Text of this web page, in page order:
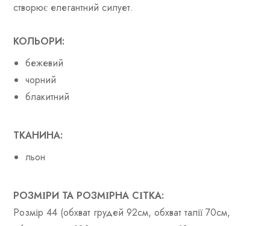
створює елегантний силует.
КОЛЬОРИ:
бежевий
чорний
блакитний
ТКАНИНА:
льон
РОЗМІРИ ТА РОЗМІРНА СІТКА:
Розмір 44 (обхват грудей 92см, обхват талії 70см,